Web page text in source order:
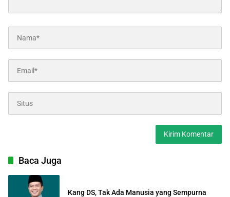
Baca Juga
Kang DS, Tak Ada Manusia yang Sempurna